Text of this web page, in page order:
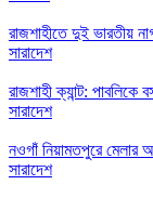
রাজশাহীতে দুই ভারতীয়
সারাদেশ
রাজশাহী ক্যান্ট:
সারাদেশ
নওগাঁ নিয়ামতপুরে
সারাদেশ